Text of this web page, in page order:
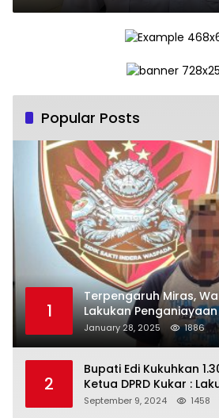
Popular Posts
1
Terpengaruh Miras,
Lakukan
Sendiri
January 28, 2025 1886
2
Bupati Edi Kukuhkan
Ketua DPRD Kukar :
Dengan Baik Untuk
September 9, 2024 1458